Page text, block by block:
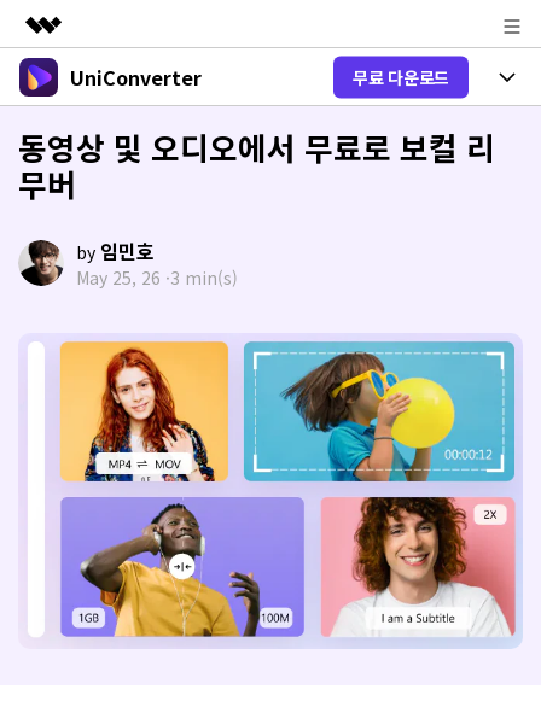
주요 제품
유틸리티
비즈니스
개요
회사 소개
뉴스룸
UniConverter 무료 다운로드
제품 선택
올인원 미디어 툴박스
유니컨버터-윈도우 버전
유니컨버터-맥 버전
제품 기능
음성/동영상을 텍스트로 빠르고 정확
동영상 변환
업그레이드된 뛰어난 지능형 변환 프로
그램을 경험해 보세요.
Hot
비디오/오디오
온라인 도구
온라인 오디오 편집기
온라인 영상 편집기
동영상 변환
Hot
온라인 영상 편집기
온라인 사진 편집기
DVD / CD 사용자
DVD 변환
New
크리에이티브 디자인
Hot
가이드
Wondershare UniConverter를 어떻게 사용하나요?
아래의 단계별 가이드를 알아보세요.
고객센터
UniConverter 사용에 필요한 모든 정보 및 문제 해결.
온라인으로 시작하기 로그인
search
동영상 및 오디오에서 무료로 보컬 리
무버
by 임민호
May 25, 26 ·3 min(s)